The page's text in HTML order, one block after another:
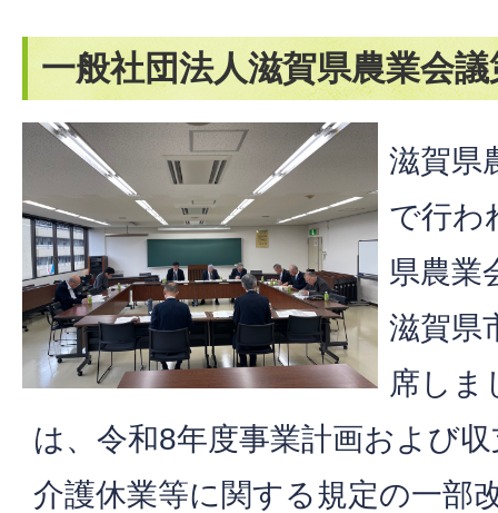
一般社団法人滋賀県農業会
滋賀県
で行わ
県農業
滋賀県
席しま
は、令和8年度事業計画および
介護休業等に関する規定の一部